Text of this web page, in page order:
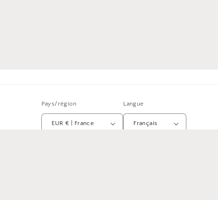
Pays/région
EUR € | France
Langue
Français